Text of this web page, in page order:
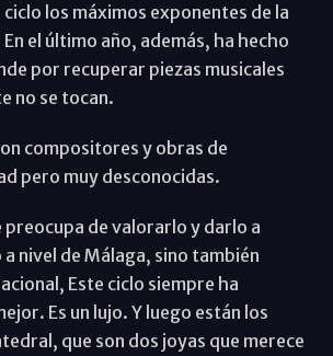
los máximos exponentes de la
el último año, además, ha hecho
por recuperar piezas musicales
no se tocan.
compositores y obras de
pero muy desconocidas.
preocupa de valorarlo y darlo a
nivel de Málaga, sino también
Este ciclo siempre ha
Es un lujo. Y luego están los
que son dos joyas que merece